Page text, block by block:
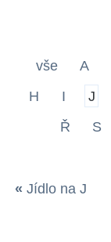
vše A
H
I J
Ř
S
« Jídlo na J